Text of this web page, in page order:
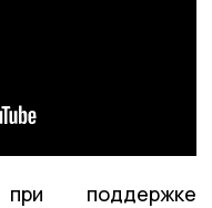
поддержке